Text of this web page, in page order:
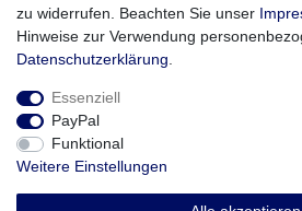
In den
*inkl. ges. MwSt.zzgl.
Impressum
zu widerrufen. Beachten Sie unser
Hinweise zur Verwendung
Daten­schutz­erklärung
Essenziell
PayPal
Funktional
Weitere Einstellungen